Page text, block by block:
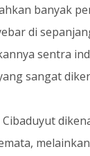
banyak
di
sentra
sangat